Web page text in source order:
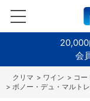
20,000
会
> ワイン > コー
> ボノー・デュ・マルト